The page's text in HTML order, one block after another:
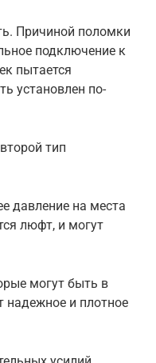
Причиной поломки
подключение к
пытается
установлен по-
тип
давление на места
люфт, и могут
могут быть в
надежное и плотное